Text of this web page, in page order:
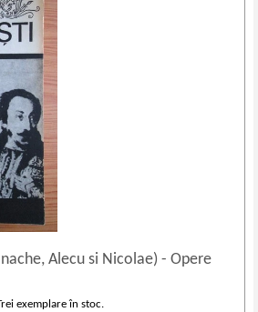
Alecu si Nicolae)- Opere
exemplare în stoc.